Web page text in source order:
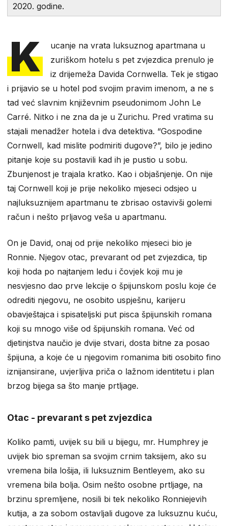
2020. godine.
K
ucanje na vrata luksuznog apartmana u
zuriškom hotelu s pet zvjezdica prenulo je
iz drijemeža Davida Cornwella. Tek je stigao
i prijavio se u hotel pod svojim pravim imenom, a ne s
tad već slavnim književnim pseudonimom John Le
Carré. Nitko i ne zna da je u Zurichu. Pred vratima su
stajali menadžer hotela i dva detektiva. “Gospodine
Cornwell, kad mislite podmiriti dugove?”, bilo je jedino
pitanje koje su postavili kad ih je pustio u sobu.
Zbunjenost je trajala kratko. Kao i objašnjenje. On nije
taj Cornwell koji je prije nekoliko mjeseci odsjeo u
najluksuznijem apartmanu te zbrisao ostavivši golemi
račun i nešto prljavog veša u apartmanu.
On je David, onaj od prije nekoliko mjeseci bio je
Ronnie. Njegov otac, prevarant od pet zvjezdica, tip
koji hoda po najtanjem ledu i čovjek koji mu je
nesvjesno dao prve lekcije o špijunskom poslu koje će
odrediti njegovu, ne osobito uspješnu, karijeru
obavještajca i spisateljski put pisca špijunskih romana
koji su mnogo više od špijunskih romana. Već od
djetinjstva naučio je dvije stvari, dosta bitne za posao
špijuna, a koje će u njegovim romanima biti osobito fino
iznijansirane, uvjerljiva priča o lažnom identitetu i plan
brzog bijega sa što manje prtljage.
Otac - prevarant s pet zvjezdica
Koliko pamti, uvijek su bili u bijegu, mr. Humphrey je
uvijek bio spreman sa svojim crnim taksijem, ako su
vremena bila lošija, ili luksuznim Bentleyem, ako su
vremena bila bolja. Osim nešto osobne prtljage, na
brzinu spremljene, nosili bi tek nekoliko Ronniejevih
kutija, a za sobom ostavljali dugove za luksuznu kuću,